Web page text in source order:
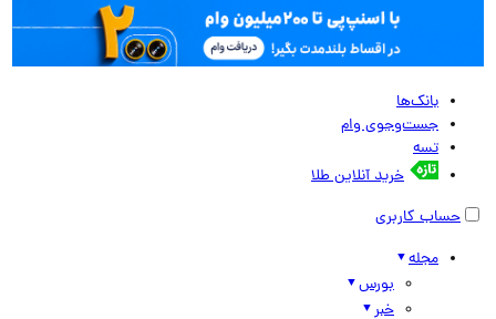
بانک‌ها
جست‌وجوی وام
تسه
خرید آنلاین طلا
حساب کاربری
مجله
بورس
خبر